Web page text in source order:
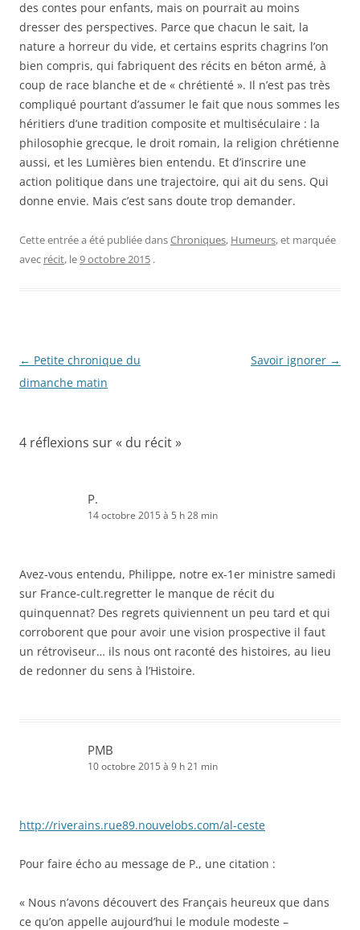
des contes pour enfants, mais on pourrait au moins
dresser des perspectives. Parce que chacun le sait, la
nature a horreur du vide, et certains esprits chagrins l’on
bien compris, qui fabriquent des récits en béton armé, à
coup de race blanche et de « chrétienté ». Il n’est pas très
compliqué pourtant d’assumer le fait que nous sommes les
héritiers d’une tradition composite et multiséculaire : la
philosophie grecque, le droit romain, la religion chrétienne
aussi, et les Lumières bien entendu. Et d’inscrire une
action politique dans une trajectoire, qui ait du sens. Qui
donne envie. Mais c’est sans doute trop demander.
Cette entrée a été publiée dansChroniques, Humeurs, et marquée
avec récit, le9 octobre 2015 .
Navigation
des
← Petite chronique du
dimanche matin
Savoir ignorer →
4 réflexions sur « du récit»
P.
14 octobre 2015 à 5 h 28 min
Avez-vous entendu, Philippe, notre ex-1er ministre samedi
sur France-cult.regretter le manque de récit du
quinquennat? Des regrets quiviennent un peu tard et qui
corroborent que pour avoir une vision prospective il faut
un rétroviseur… ils nous ont raconté des histoires, au lieu
de redonner du sens à l’Histoire.
PMB
10 octobre 2015 à 9 h 21 min
http://riverains.rue89.nouvelobs.com/al-ceste
Pour faire écho au message de P., une citation :
« Nous n’avons découvert des Français heureux que dans
ce qu’on appelle aujourd’hui le module modeste –